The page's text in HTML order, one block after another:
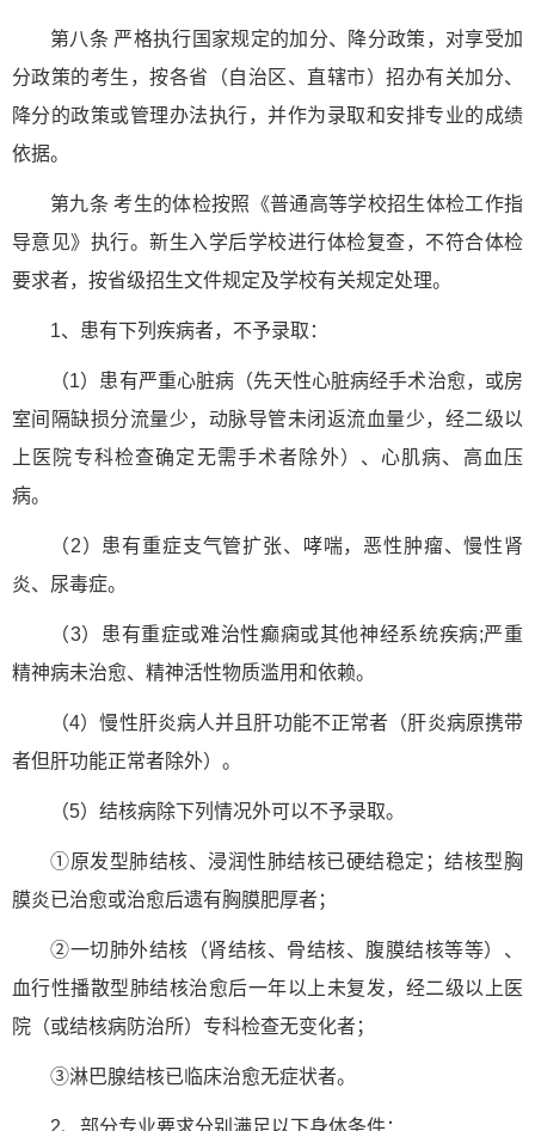
第八条 严格执行国家规定的加分、降分政策，对享受加
分政策的考生，按各省（自治区、直辖市）招办有关加分、
降分的政策或管理办法执行，并作为录取和安排专业的成绩
依据。
第九条 考生的体检按照《普通高等学校招生体检工作指
导意见》执行。新生入学后学校进行体检复查，不符合体检
要求者，按省级招生文件规定及学校有关规定处理。
1、患有下列疾病者，不予录取：
（1）患有严重心脏病（先天性心脏病经手术治愈，或房
室间隔缺损分流量少，动脉导管未闭返流血量少，经二级以
上医院专科检查确定无需手术者除外）、心肌病、高血压
病。
（2）患有重症支气管扩张、哮喘，恶性肿瘤、慢性肾
炎、尿毒症。
（3）患有重症或难治性癫痫或其他神经系统疾病;严重
精神病未治愈、精神活性物质滥用和依赖。
（4）慢性肝炎病人并且肝功能不正常者（肝炎病原携带
者但肝功能正常者除外）。
（5）结核病除下列情况外可以不予录取。
①原发型肺结核、浸润性肺结核已硬结稳定；结核型胸
膜炎已治愈或治愈后遗有胸膜肥厚者；
②一切肺外结核（肾结核、骨结核、腹膜结核等等）、
血行性播散型肺结核治愈后一年以上未复发，经二级以上医
院（或结核病防治所）专科检查无变化者；
③淋巴腺结核已临床治愈无症状者。
2、部分专业要求分别满足以下身体条件：